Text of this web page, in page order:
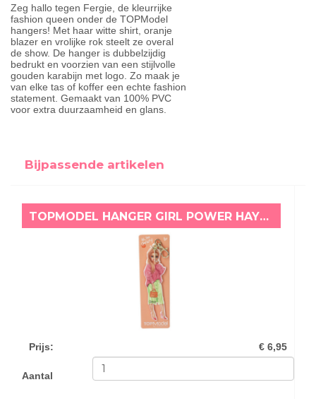
Zeg hallo tegen Fergie, de kleurrijke
fashion queen onder de TOPModel
hangers! Met haar witte shirt, oranje
blazer en vrolijke rok steelt ze overal
de show. De hanger is dubbelzijdig
bedrukt en voorzien van een stijlvolle
gouden karabijn met logo. Zo maak je
van elke tas of koffer een echte fashion
statement. Gemaakt van 100% PVC
voor extra duurzaamheid en glans.
Bijpassende artikelen
TOPMODEL HANGER GIRL POWER HAYDEN
Prijs: € 6,95
Aantal